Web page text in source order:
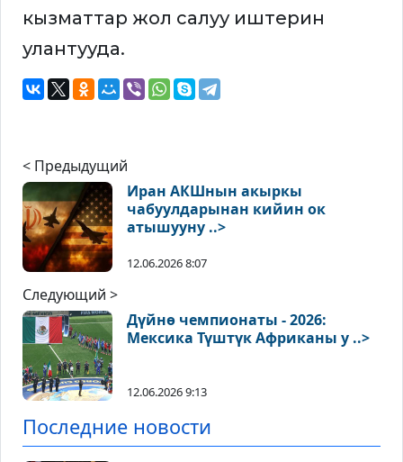
кызматтар жол салуу иштерин
улантууда.
< Предыдущий
Иран АКШнын акыркы
чабуулдарынан кийин ок
атышууну ..>
12.06.2026 8:07
Следующий >
Дүйнө чемпионаты - 2026:
Мексика Түштүк Африканы у ..>
12.06.2026 9:13
Последние новости